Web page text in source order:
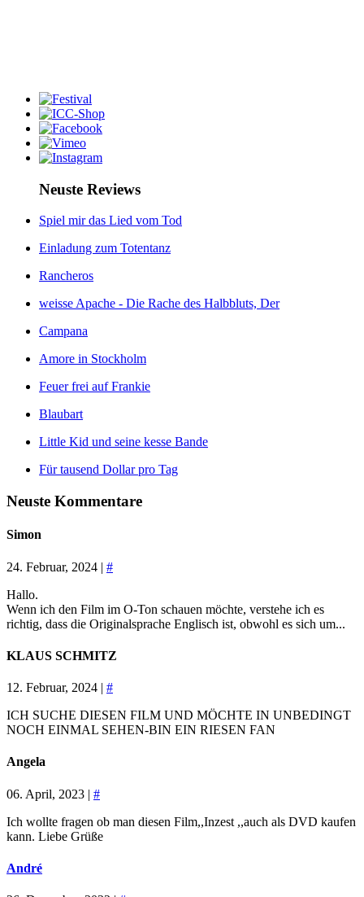
Neuste Reviews
Spiel mir das Lied vom Tod
Einladung zum Totentanz
Rancheros
weisse Apache - Die Rache des Halbbluts, Der
Campana
Amore in Stockholm
Feuer frei auf Frankie
Blaubart
Little Kid und seine kesse Bande
Für tausend Dollar pro Tag
Neuste Kommentare
Simon
24. Februar, 2024 | #
Hallo.
Wenn ich den Film im O-Ton schauen möchte, verstehe ich es
richtig, dass die Originalsprache Englisch ist, obwohl es sich um...
KLAUS SCHMITZ
12. Februar, 2024 | #
ICH SUCHE DIESEN FILM UND MÖCHTE IN UNBEDINGT
NOCH EINMAL SEHEN-BIN EIN RIESEN FAN
Angela
06. April, 2023 | #
Ich wollte fragen ob man diesen Film,,Inzest ,,auch als DVD kaufen
kann. Liebe Grüße
André